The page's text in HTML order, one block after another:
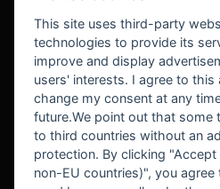
BEKANNT AUS
This site uses third-party
technologies to provide its
improve and display
users' interests. I agree to this
change my consent at any
future.We point out that some
to third countries without an
protection. By clicking
non-EU countries)", you